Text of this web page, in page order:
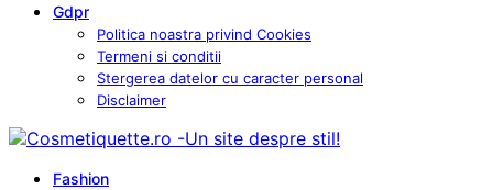
Gdpr
Politica noastra privind Cookies
Termeni si conditii
Stergerea datelor cu caracter personal
Disclaimer
Fashion